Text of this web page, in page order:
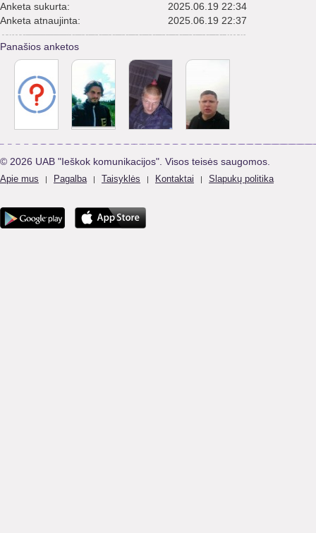
Anketa sukurta:
2025.06.19 22:34
Anketa atnaujinta:
2025.06.19 22:37
Panašios anketos
© 2026 UAB "Ieškok komunikacijos". Visos teisės saugomos.
Apie mus | Pagalba | Taisyklės | Kontaktai | Slapukų politika